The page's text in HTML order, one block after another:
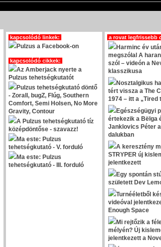
kapcsolódó linkek:
Pulzus a Facebook-on
kapcsolódó cikkek:
Az Amberjack nyerte a
Pulzus tehetségkutatót
Pulzus tehetségkutató döntő
- Zorall, bugZ, Flúg, Southern
Comfort, Semi Holsen, No More
Gravity, Contour
A Pulzus tehetségkutató tíz
középdöntőse - szavazz!
Ma este: Pulzus
tehetségkutató - V. forduló
Ma este: Pulzus
tehetségkutató - III. forduló
a rovat legfrissebb
Harminc év
megszólal A
szól – videón a
klasszikusa
Nosztalgikus
tért vissza a The
1974 – itt a „Tired
Egészségügyi
értekezik a Bëlga
Janklovics Péter
dalukban
A keresztény
STRYPER új
jelentkezett
Egy spontán
született Dev
Turnééletből
videóval
Enough Space
Mi rejtőzik a
mélyén? Új
jelentkezett a